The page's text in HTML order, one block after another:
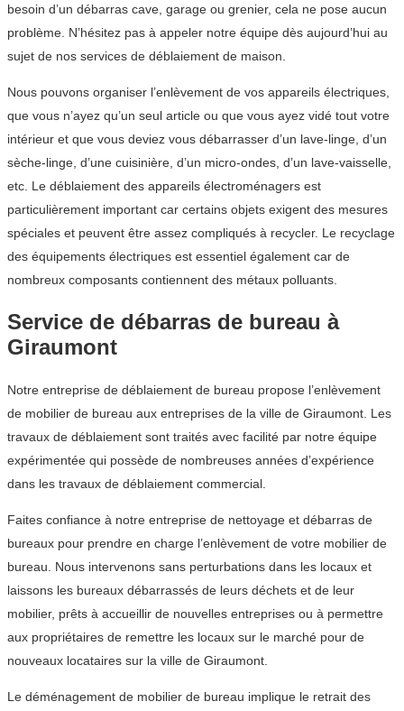
besoin d’un débarras cave, garage ou grenier, cela ne pose aucun
problème. N’hésitez pas à appeler notre équipe dès aujourd’hui au
sujet de nos services de déblaiement de maison.
Nous pouvons organiser l’enlèvement de vos appareils électriques,
que vous n’ayez qu’un seul article ou que vous ayez vidé tout votre
intérieur et que vous deviez vous débarrasser d’un lave-linge, d’un
sèche-linge, d’une cuisinière, d’un micro-ondes, d’un lave-vaisselle,
etc. Le déblaiement des appareils électroménagers est
particulièrement important car certains objets exigent des mesures
spéciales et peuvent être assez compliqués à recycler. Le recyclage
des équipements électriques est essentiel également car de
nombreux composants contiennent des métaux polluants.
Service de débarras de bureau à
Giraumont
Notre entreprise de déblaiement de bureau propose l’enlèvement
de mobilier de bureau aux entreprises de la ville de Giraumont. Les
travaux de déblaiement sont traités avec facilité par notre équipe
expérimentée qui possède de nombreuses années d’expérience
dans les travaux de déblaiement commercial.
Faites confiance à notre entreprise de nettoyage et débarras de
bureaux pour prendre en charge l’enlèvement de votre mobilier de
bureau. Nous intervenons sans perturbations dans les locaux et
laissons les bureaux débarrassés de leurs déchets et de leur
mobilier, prêts à accueillir de nouvelles entreprises ou à permettre
aux propriétaires de remettre les locaux sur le marché pour de
nouveaux locataires sur la ville de Giraumont.
Le déménagement de mobilier de bureau implique le retrait des